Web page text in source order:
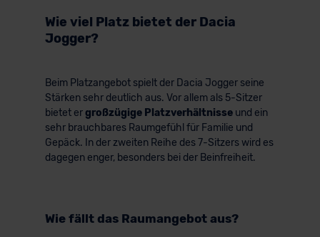
Wie viel Platz bietet der Dacia
Jogger?
Beim Platzangebot spielt der Dacia Jogger seine
Stärken sehr deutlich aus. Vor allem als 5-Sitzer
bietet ergroßzügige Platzverhältnisseund ein
sehr brauchbares Raumgefühl für Familie und
Gepäck. In der zweiten Reihe des 7-Sitzers wird es
dagegen enger, besonders bei der Beinfreiheit.
Wie fällt das Raumangebot aus?